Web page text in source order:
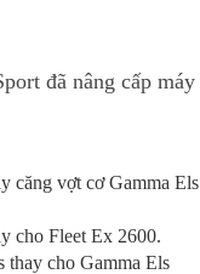
đã nâng cấp máy
căng vợt cơ Gamma Els
cho Fleet Ex 2600.
thay cho Gamma Els